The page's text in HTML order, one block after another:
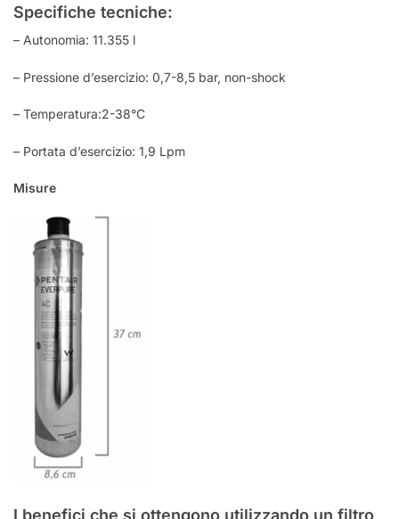
Specifiche tecniche:
– Autonomia: 11.355 l
– Pressione d’esercizio: 0,7-8,5 bar, non-shock
– Temperatura:2-38°C
– Portata d’esercizio: 1,9 Lpm
Misure
I benefici che si ottengono utilizzando un filtro